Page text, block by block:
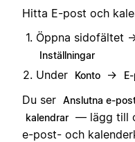
Hitta E-post och
Öppna sidofältet
Inställningar
Under Konto →
Du ser Anslutna e-
kalendrar — lägg till
e-post- och